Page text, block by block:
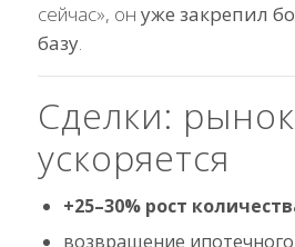
сейчас», он уже закрепил
базу.
Сделки:
ускоряется
+25–30% рост
возвращение ипотечного